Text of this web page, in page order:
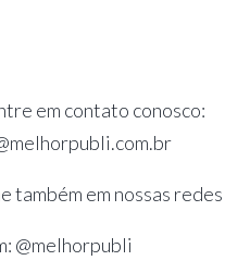
em contato conosco:
também em nossas
@melhorpubli